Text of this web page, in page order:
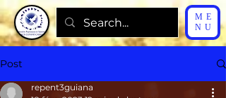
ME
NU
Post
repent3guiana